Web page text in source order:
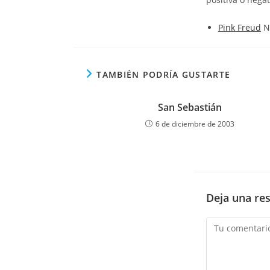
Pink Freud
TAMBIÉN PODRÍA GUSTARTE
San Sebastián
6 de diciembre de 2003
Deja una
Comentario